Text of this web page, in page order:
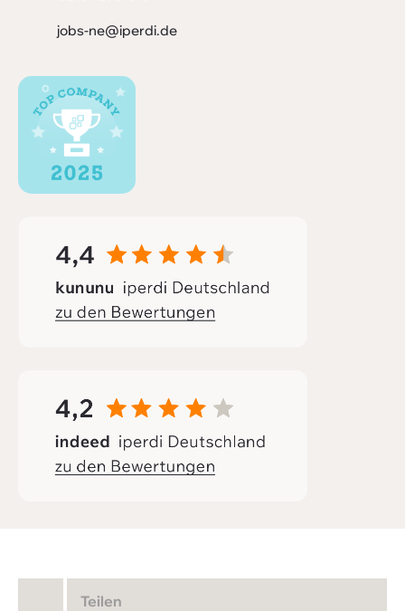
jobs-ne@iperdi.de
Teilen